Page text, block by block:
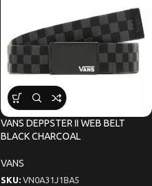
VANS DEPPSTER II WEB BELT
BLACK CHARCOAL
VANS
SKU: VN0A31J1BA5